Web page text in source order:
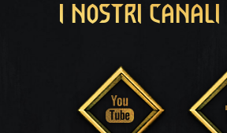
I NOSTRI CANALI